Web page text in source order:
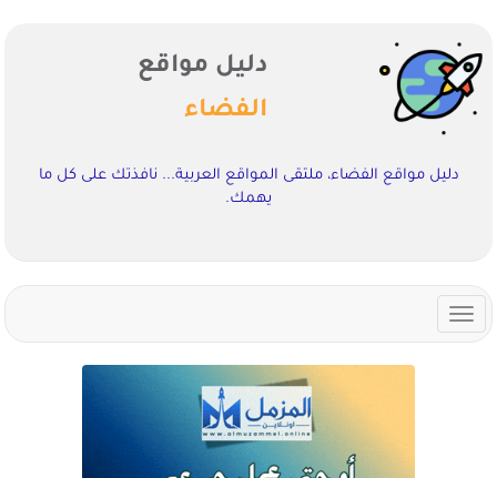
دليل مواقع
الفضاء
دليل مواقع الفضاء، ملتقى المواقع العربية... نافذتك على كل ما
يهمك.
Toggle
navigation